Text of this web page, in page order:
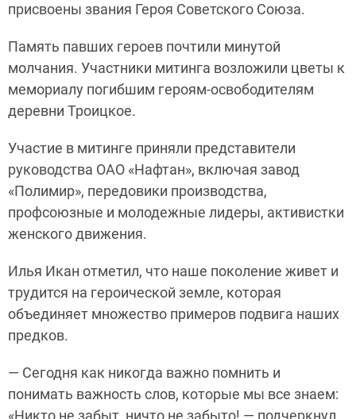
присвоены звания Героя Советского Союза.
Память павших героев почтили минутой
молчания. Участники митинга возложили цветы к
мемориалу погибшим героям-освободителям
деревни Троицкое.
Участие в митинге приняли представители
руководства ОАО «Нафтан», включая завод
«Полимир», передовики производства,
профсоюзные и молодежные лидеры, активистки
женского движения.
Илья Икан отметил, что наше поколение живет и
трудится на героической земле, которая
объединяет множество примеров подвига наших
предков.
— Сегодня как никогда важно помнить и
понимать важность слов, которые мы все знаем:
«Никто не забыт, ничто не забыто! — подчеркнул